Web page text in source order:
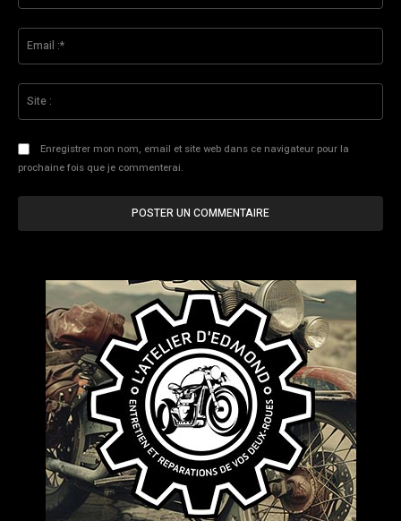
Enregistrer mon nom, email et site web dans ce navigateur pour la
prochaine fois que je commenterai.